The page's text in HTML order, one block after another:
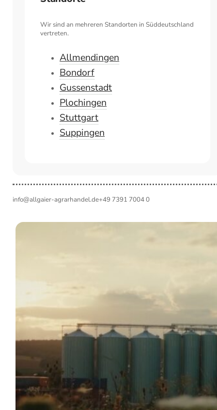
Wir sind an mehreren Standorten in Süddeutschland
vertreten.
Allmendingen
Bondorf
Gussenstadt
Plochingen
Stuttgart
Suppingen
info@allgaier-agrarhandel.de+49 7391 7004 0